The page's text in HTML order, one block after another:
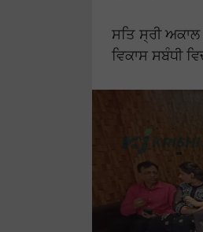
ਸਤਿ ਸ੍ਰੀ ਅਕਾਲ
ਵਿਕਾਸ ਸਬੰਧੀ